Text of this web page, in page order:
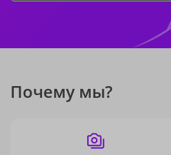
Почему мы?